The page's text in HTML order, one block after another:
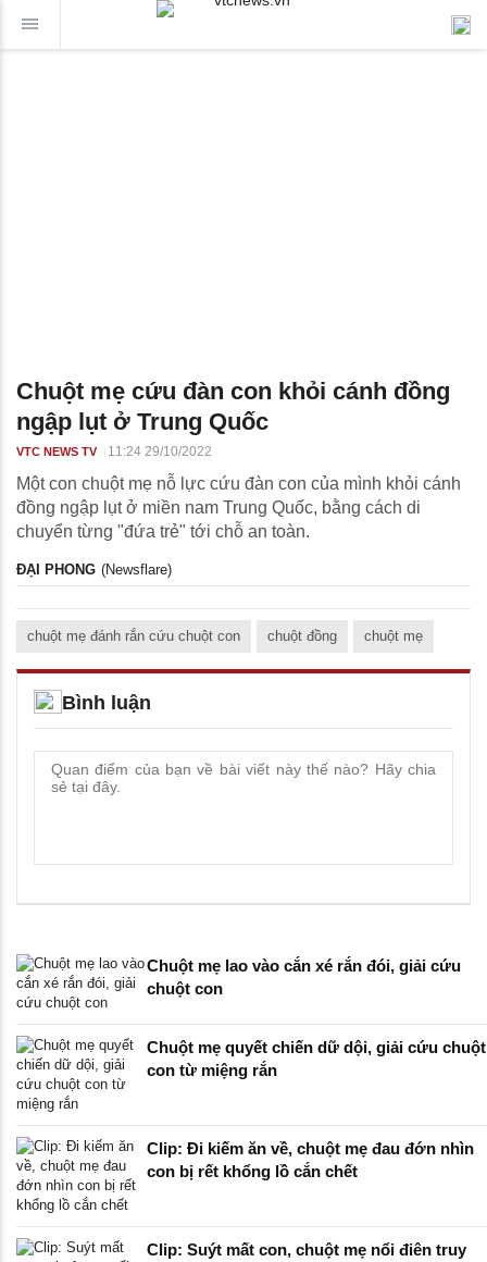
Chuột mẹ cứu đàn con khỏi cánh đồng
ngập lụt ở Trung Quốc
VTC NEWS TV 11:24 29/10/2022
Một con chuột mẹ nỗ lực cứu đàn con của mình khỏi cánh
đồng ngập lụt ở miền nam Trung Quốc, bằng cách di
chuyển từng "đứa trẻ" tới chỗ an toàn.
ĐẠI PHONG (Newsflare)
chuột mẹ đánh rắn cứu chuột con chuột đồng chuột mẹ
Bình luận
Chuột mẹ lao vào cắn xé rắn đói, giải cứu
chuột con
Chuột mẹ quyết chiến dữ dội, giải cứu chuột
con từ miệng rắn
Clip: Đi kiếm ăn về, chuột mẹ đau đớn nhìn
con bị rết khổng lồ cắn chết
Clip: Suýt mất con, chuột mẹ nổi điên truy